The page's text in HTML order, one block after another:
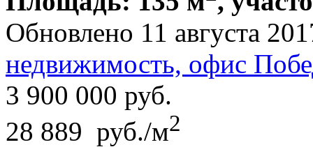
Обновлено 11 августа
недвижимость, офис
3 900 000 руб.
28 889 руб./м2